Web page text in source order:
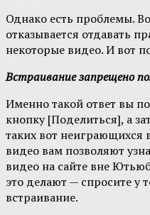
Однако есть проблемы.
отказывается отдавать
некоторые видео. И вот
Встраивание запрещено
Именно такой ответ вы
кнопку [Поделиться], а
таких вот неиграющихся
видео вам позволяют
видео на сайте вне
это делают — спросите у
встраивание.